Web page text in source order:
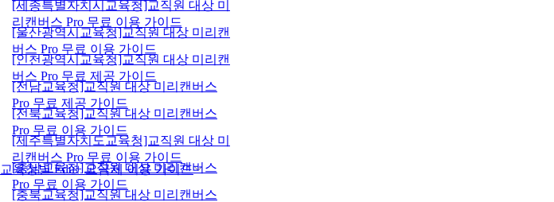
교육청별 Edu+ 요금제 이용 가이드
[세종특별자치시교육청]교직원 대상 미
리캔버스 Pro 무료 이용 가이드
[울산광역시교육청]교직원 대상 미리캔
버스 Pro 무료 이용 가이드
[인천광역시교육청]교직원 대상 미리캔
버스 Pro 무료 제공 가이드
[전남교육청]교직원 대상 미리캔버스
Pro 무료 제공 가이드
[전북교육청]교직원 대상 미리캔버스
Pro 무료 이용 가이드
[제주특별자치도교육청]교직원 대상 미
리캔버스 Pro 무료 이용 가이드
[충남교육청]교직원 대상 미리캔버스
Pro 무료 이용 가이드
[충북교육청]교직원 대상 미리캔버스